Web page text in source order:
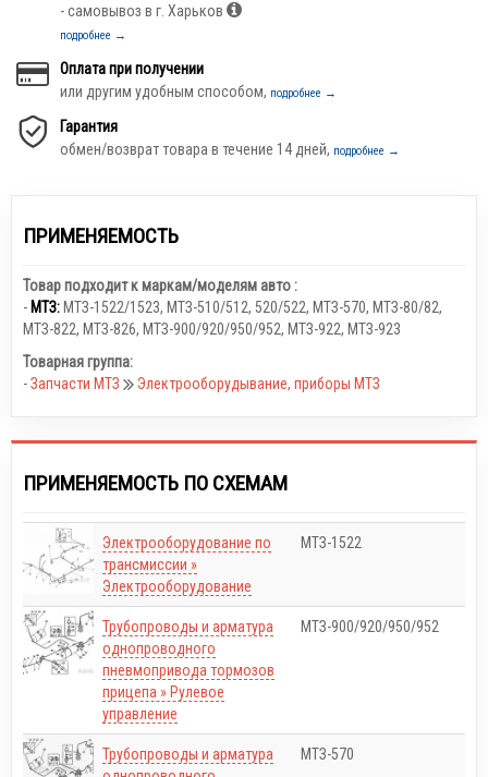
- самовывоз в г. Харьков
подробнее →
Оплата при получении
или другим удобным способом, подробнее →
Гарантия
обмен/возврат товара в течение 14 дней, подробнее →
ПРИМЕНЯЕМОСТЬ
Товар подходит к маркам/моделям авто :
- МТЗ:МТЗ-1522/1523, МТЗ-510/512, 520/522, МТЗ-570, МТЗ-80/82,
МТЗ-822, МТЗ-826, МТЗ-900/920/950/952, МТЗ-922, МТЗ-923
Товарная группа:
-Запчасти МТЗ Электрооборудывание, приборы МТЗ
ПРИМЕНЯЕМОСТЬ ПО СХЕМАМ
Электрооборудование по
трансмиссии »
Электрооборудование
МТЗ-1522
Трубопроводы и арматура
однопроводного
пневмопривода тормозов
прицепа » Рулевое
управление
МТЗ-900/920/950/952
Трубопроводы и арматура
МТЗ-570